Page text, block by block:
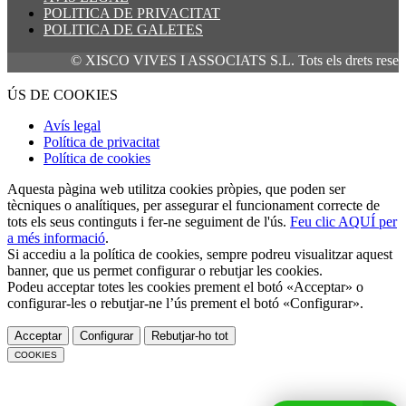
POLITICA DE PRIVACITAT
POLITICA DE GALETES
© XISCO VIVES I ASSOCIATS S.L. Tots els drets
ÚS DE COOKIES
Avís legal
Política de privacitat
Política de cookies
Aquesta pàgina web utilitza cookies pròpies, que poden ser
tècniques o analítiques, per assegurar el funcionament correcte de
tots els seus continguts i fer-ne seguiment de l'ús. Feu clic AQUÍ per
a més informació.
Si accediu a la política de cookies, sempre podreu visualitzar aquest
banner, que us permet configurar o rebutjar les cookies.
Podeu acceptar totes les cookies prement el botó «Acceptar» o
configurar-les o rebutjar-ne l’ús prement el botó «Configurar».
Acceptar Configurar Rebutjar-ho tot
COOKIES